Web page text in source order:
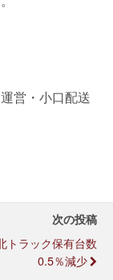
営・小口配送
次の投稿
トラック保有台数
0.5％減少